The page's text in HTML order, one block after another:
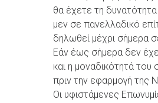
θα έχετε τη δυνατότητα
μεν σε πανελλαδικό
δηλωθεί μέχρι σήμερα
Εάν έως σήμερα δεν
και η μοναδικότητά
πριν την εφαρμογή
Οι υφιστάμενες